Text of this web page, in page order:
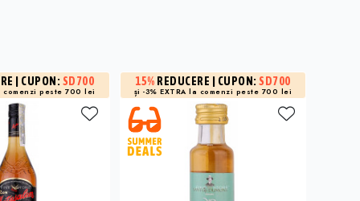
| CUPON: SD700
comenzi peste 700 lei
15% REDUCERE | CUPON:SD700
și -3% EXTRA la comenzi peste 700 lei